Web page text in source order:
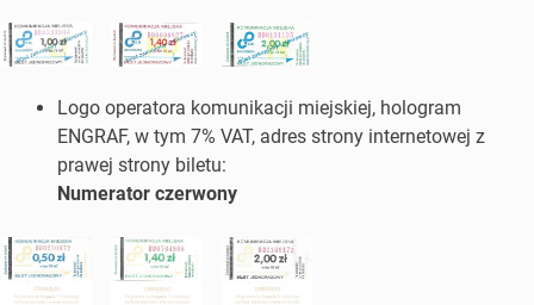
Logo operatora komunikacji miejskiej, hologram
ENGRAF, w tym 7% VAT, adres strony internetowej z
prawej strony biletu:
Numerator czerwony